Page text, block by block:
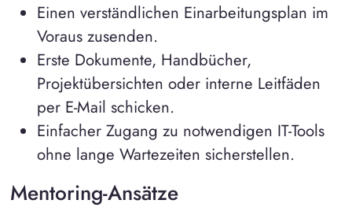
Einen verständlichen Einarbeitungsplan im
Voraus zusenden.
Erste Dokumente, Handbücher,
Projektübersichten oder interne Leitfäden
per E-Mail schicken.
Einfacher Zugang zu notwendigen IT-Tools
ohne lange Wartezeiten sicherstellen.
Mentoring-Ansätze